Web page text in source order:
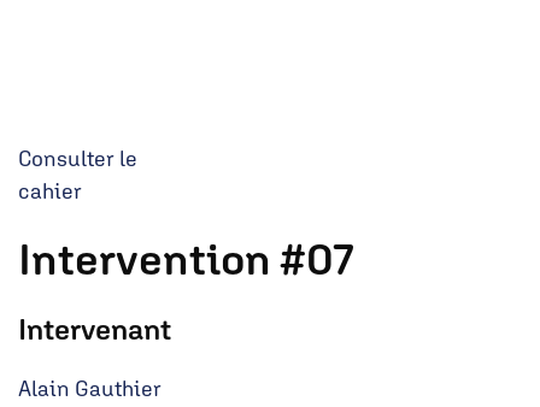
Consulter le
cahier
Intervention #07
Intervenant
Alain Gauthier